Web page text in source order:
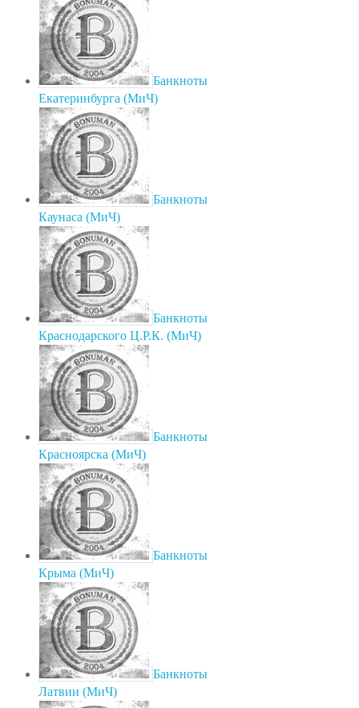
Банкноты
Екатеринбурга (МиЧ)
Банкноты
Каунаса (МиЧ)
Банкноты
Краснодарского Ц.Р.К. (МиЧ)
Банкноты
Красноярска (МиЧ)
Банкноты
Крыма (МиЧ)
Банкноты
Латвии (МиЧ)